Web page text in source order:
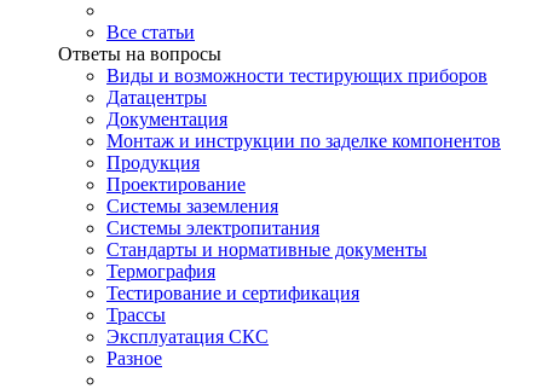
Все статьи
Ответы на вопросы
Виды и возможности тестирующих приборов
Датацентры
Документация
Монтаж и инструкции по заделке компонентов
Продукция
Проектирование
Системы заземления
Системы электропитания
Стандарты и нормативные документы
Термография
Тестирование и сертификация
Трассы
Эксплуатация СКС
Разное